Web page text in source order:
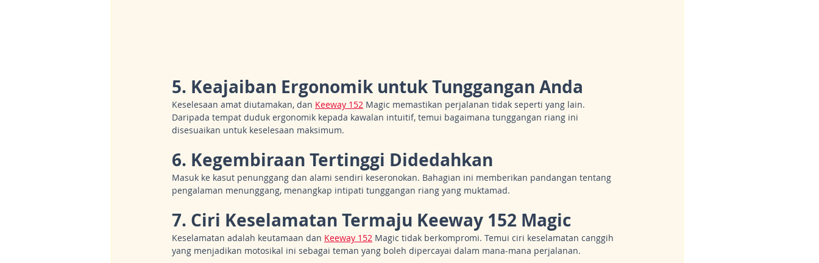
5. Keajaiban Ergonomik untuk Tunggangan Anda
Keselesaan amat diutamakan, dan Keeway 152 Magic memastikan perjalanan tidak seperti yang lain.
Daripada tempat duduk ergonomik kepada kawalan intuitif, temui bagaimana tunggangan riang ini
disesuaikan untuk keselesaan maksimum.
6. Kegembiraan Tertinggi Didedahkan
Masuk ke kasut penunggang dan alami sendiri keseronokan. Bahagian ini memberikan pandangan tentang
pengalaman menunggang, menangkap intipati tunggangan riang yang muktamad.
7. Ciri Keselamatan Termaju Keeway 152 Magic
Keselamatan adalah keutamaan dan Keeway 152 Magic tidak berkompromi. Temui ciri keselamatan canggih
yang menjadikan motosikal ini sebagai teman yang boleh dipercayai dalam mana-mana perjalanan.